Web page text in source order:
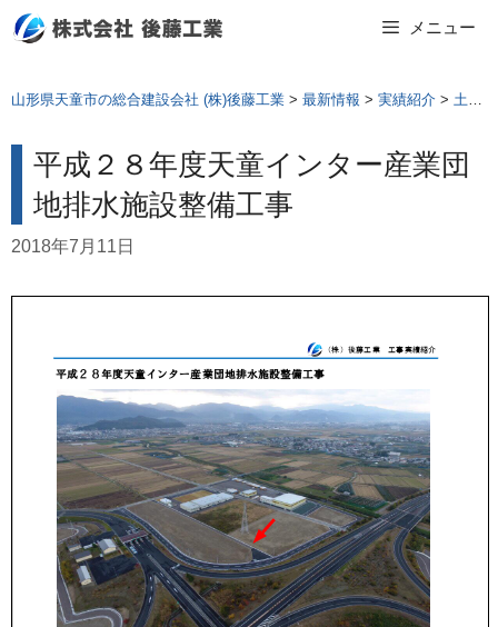
Skip
メニュー
山形県天童市の総合建設会社 (株)後藤工業 > 最新情報 > 実績紹介 > 土木工事
平成２８年度天童インター産業団
地排水施設整備工事
2018年7月11日